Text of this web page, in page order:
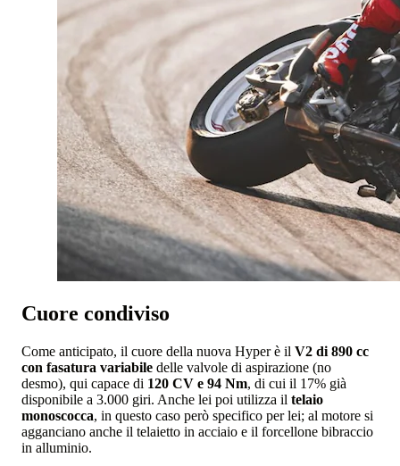
Cuore condiviso
Come anticipato, il cuore della nuova Hyper è il V2 di 890 cc
con fasatura variabile delle valvole di aspirazione (no
desmo), qui capace di 120 CV e 94 Nm, di cui il 17% già
disponibile a 3.000 giri. Anche lei poi utilizza il telaio
monoscocca, in questo caso però specifico per lei; al motore si
agganciano anche il telaietto in acciaio e il forcellone bibraccio
in alluminio.